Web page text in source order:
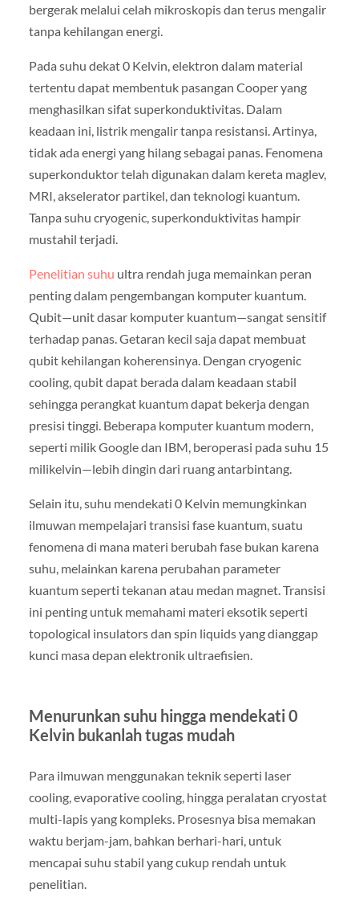
bergerak melalui celah mikroskopis dan terus mengalir
tanpa kehilangan energi.
Pada suhu dekat 0 Kelvin, elektron dalam material
tertentu dapat membentuk pasangan Cooper yang
menghasilkan sifat superkonduktivitas. Dalam
keadaan ini, listrik mengalir tanpa resistansi. Artinya,
tidak ada energi yang hilang sebagai panas. Fenomena
superkonduktor telah digunakan dalam kereta maglev,
MRI, akselerator partikel, dan teknologi kuantum.
Tanpa suhu cryogenic, superkonduktivitas hampir
mustahil terjadi.
Penelitian suhu ultra rendah juga memainkan peran
penting dalam pengembangan komputer kuantum.
Qubit—unit dasar komputer kuantum—sangat sensitif
terhadap panas. Getaran kecil saja dapat membuat
qubit kehilangan koherensinya. Dengan cryogenic
cooling, qubit dapat berada dalam keadaan stabil
sehingga perangkat kuantum dapat bekerja dengan
presisi tinggi. Beberapa komputer kuantum modern,
seperti milik Google dan IBM, beroperasi pada suhu 15
milikelvin—lebih dingin dari ruang antarbintang.
Selain itu, suhu mendekati 0 Kelvin memungkinkan
ilmuwan mempelajari transisi fase kuantum, suatu
fenomena di mana materi berubah fase bukan karena
suhu, melainkan karena perubahan parameter
kuantum seperti tekanan atau medan magnet. Transisi
ini penting untuk memahami materi eksotik seperti
topological insulators dan spin liquids yang dianggap
kunci masa depan elektronik ultraefisien.
Menurunkan suhu hingga mendekati 0
Kelvin bukanlah tugas mudah
Para ilmuwan menggunakan teknik seperti laser
cooling, evaporative cooling, hingga peralatan cryostat
multi-lapis yang kompleks. Prosesnya bisa memakan
waktu berjam-jam, bahkan berhari-hari, untuk
mencapai suhu stabil yang cukup rendah untuk
penelitian.